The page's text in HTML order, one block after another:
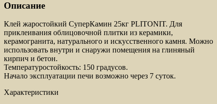
Описание
Клей жаростойкий СуперКамин 25кг PLITONIT. Для
приклеивания облицовочной плитки из керамики,
керамогранита, натурального и искусственного камня. Можно
использовать внутри и снаружи помещения на глиняный
кирпич и бетон.
Температуростойкость: 150 градусов.
Начало эксплуатации печи возможно через 7 суток.
Характеристики